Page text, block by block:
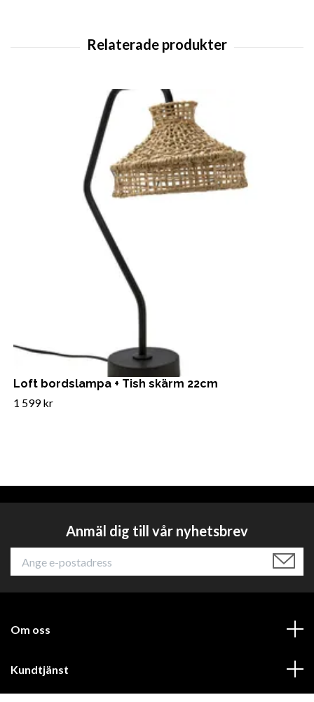
Loft bordslampa + Tish skärm 22cm
1 599 kr
Anmäl dig till vår nyhetsbrev
Om oss
Kundtjänst